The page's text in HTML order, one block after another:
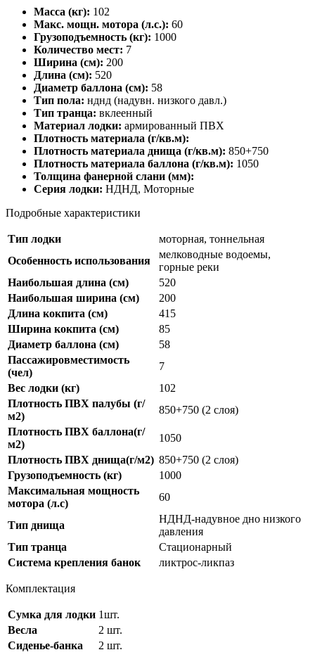
Масса (кг): 102
Макс. мощн. мотора (л.с.): 60
Грузоподъемность (кг): 1000
Количество мест: 7
Ширина (см): 200
Длина (см): 520
Диаметр баллона (см): 58
Тип пола: нднд (надувн. низкого давл.)
Тип транца: вклеенный
Материал лодки: армированный ПВХ
Плотность материала (г/кв.м):
Плотность материала днища (г/кв.м): 850+750
Плотность материала баллона (г/кв.м): 1050
Толщина фанерной слани (мм):
Серия лодки: НДНД, Моторные
Подробные характеристики
Тип лодки
моторная, тоннельная
Особенность использования
мелководные водоемы,
горные реки
Наибольшая длина (см)
520
Наибольшая ширина (см)
200
Длина кокпита (см)
415
Ширина кокпита (см)
85
Диаметр баллона (см)
58
Пассажировместимость
(чел)
7
Вес лодки (кг)
102
Плотность ПВХ палубы (г/
м2)
850+750 (2 слоя)
Плотность ПВХ баллона(г/
м2)
1050
Плотность ПВХ днища(г/м2) 850+750 (2 слоя)
Грузоподъемность (кг)
1000
Максимальная мощность
мотора (л.с)
60
Тип днища
НДНД-надувное дно низкого
давления
Тип транца
Стационарный
Система крепления банок
ликтрос-ликпаз
Комплектация
Сумка для лодки 1шт.
Весла
2 шт.
Сиденье-банка
2 шт.